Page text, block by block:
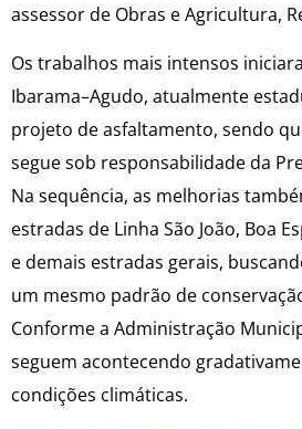
assessor de Obras e Agricultura,
Os trabalhos mais intensos
Ibarama–Agudo, atualmente
projeto de asfaltamento, sendo
segue sob responsabilidade da
Na sequência, as melhorias
estradas de Linha São João, Boa
e demais estradas gerais,
um mesmo padrão de
Conforme a Administração
seguem acontecendo
condições climáticas.